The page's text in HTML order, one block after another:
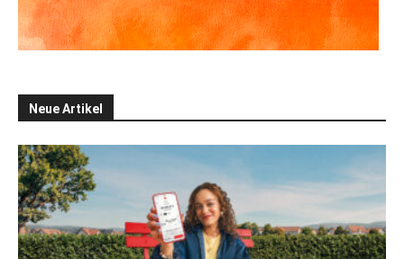
Neue Artikel